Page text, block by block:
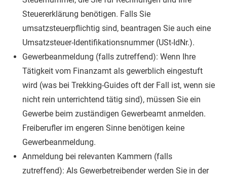
Steuererklärung benötigen. Falls Sie
umsatzsteuerpflichtig sind, beantragen Sie auch eine
Umsatzsteuer-Identifikationsnummer (USt-IdNr.).
Gewerbeanmeldung (falls zutreffend): Wenn Ihre
Tätigkeit vom Finanzamt als gewerblich eingestuft
wird (was bei Trekking-Guides oft der Fall ist, wenn sie
nicht rein unterrichtend tätig sind), müssen Sie ein
Gewerbe beim zuständigen Gewerbeamt anmelden.
Freiberufler im engeren Sinne benötigen keine
Gewerbeanmeldung.
Anmeldung bei relevanten Kammern (falls
zutreffend): Als Gewerbetreibender werden Sie in der